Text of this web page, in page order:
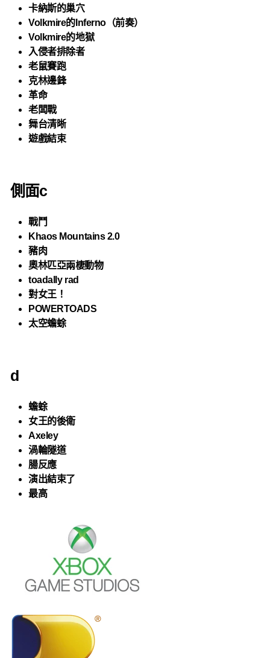
卡納斯的巢穴
Volkmire的Inferno（前奏）
Volkmire的地獄
入侵者排除者
老鼠賽跑
克林邊鋒
革命
老闆戰
舞台清晰
遊戲結束
側面c
戰鬥
Khaos Mountains 2.0
豬肉
奧林匹亞兩棲動物
toadally rad
對女王！
POWERTOADS
太空蟾蜍
d
蟾蜍
女王的後衛
Axeley
渦輪隧道
腸反應
演出結束了
最高